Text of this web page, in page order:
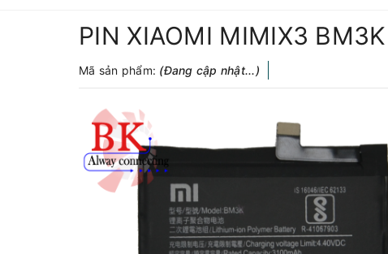
PIN XIAOMI MIMIX3 BM3K
Mã sản phẩm: (Đang cập nhật...)